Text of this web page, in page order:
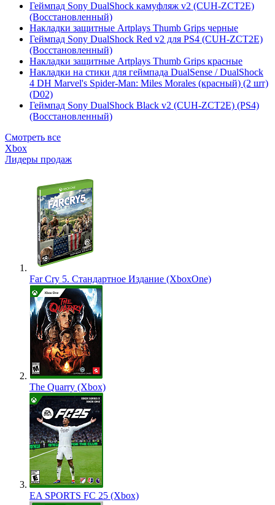
Геймпад Sony DualShock камуфляж v2 (CUH-ZCT2E)
(Восстановленный)
Накладки защитные Artplays Thumb Grips черные
Геймпад Sony DualShock Red v2 для PS4 (CUH-ZCT2E)
(Восстановленный)
Накладки защитные Artplays Thumb Grips красные
Накладки на стики для геймпада DualSense / DualShock
4 DH Marvel's Spider-Man: Miles Morales (красный) (2 шт)
(D02)
Геймпад Sony DualShock Black v2 (CUH-ZCT2E) (PS4)
(Восстановленный)
Смотреть все
Xbox
Лидеры продаж
Far Cry 5. Стандартное Издание (XboxOne)
The Quarry (Xbox)
EA SPORTS FC 25 (Xbox)